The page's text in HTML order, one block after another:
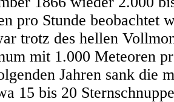
pro Stunde beobachtet
trotz des hellen
mit 1.000 Meteoren
Jahren sank die
15 bis 20